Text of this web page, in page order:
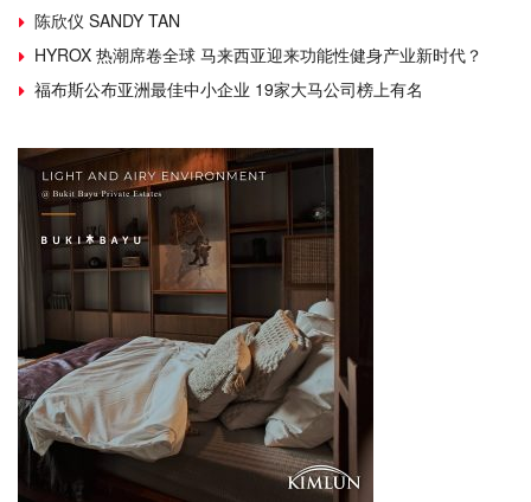
陈欣仪 SANDY TAN
HYROX 热潮席卷全球 马来西亚迎来功能性健身产业新时代？
福布斯公布亚洲最佳中小企业 19家大马公司榜上有名